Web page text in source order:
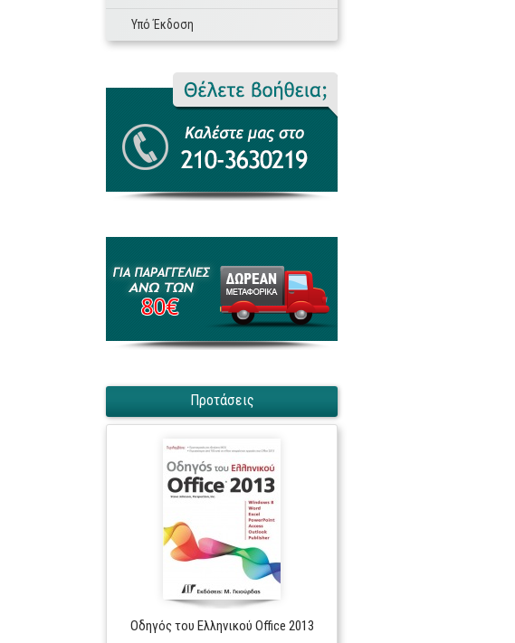
Υπό Έκδοση
Προτάσεις
Οδηγός του Ελληνικού Office 2013